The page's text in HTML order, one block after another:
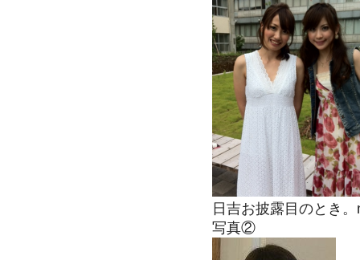
日吉お披露目のとき
写真②